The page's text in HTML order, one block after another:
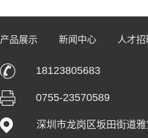
产品展示 新闻中心 人才招
18123805683
0755-23570589
深圳市龙岗区坂田街道